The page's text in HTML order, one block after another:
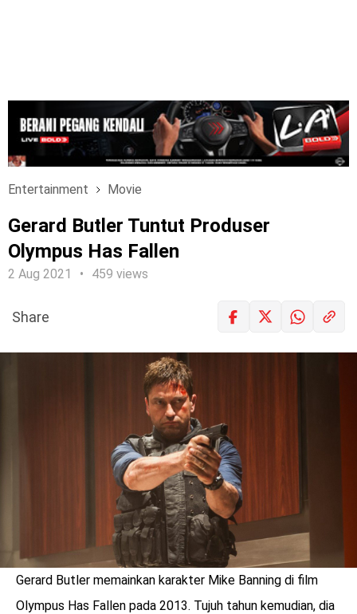
Entertainment Movie
Gerard Butler Tuntut Produser
Olympus Has Fallen
2 Aug 2021 459 views
LOGIN
Share
Gerard Butler memainkan karakter Mike Banning di film
Olympus Has Fallen pada 2013. Tujuh tahun kemudian, dia